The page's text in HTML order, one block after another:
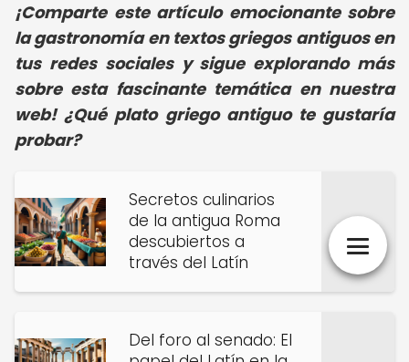
¡Comparte este artículo emocionante sobre
la gastronomía en textos griegos antiguos en
tus redes sociales y sigue explorando más
sobre esta fascinante temática en nuestra
web! ¿Qué plato griego antiguo te gustaría
probar?
Secretos culinarios
de la antigua Roma
descubiertos a
través del Latín
Del foro al senado: El